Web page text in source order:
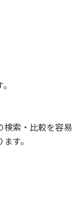
索・比較を容易
す。